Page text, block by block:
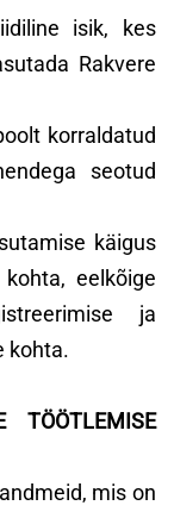
isik, kes
Rakvere
korraldatud
seotud
käigus
eelkõige
ja
kohta.
mis on